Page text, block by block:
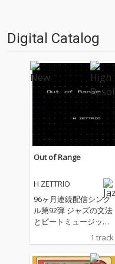
Digital Catalog
Out of Range
H ZETTRIO
96ヶ月連続配信シング
ル第92弾 ジャズの文法
とビートミュージック
の感覚が交錯する実験
的な一曲 目まぐるしく
展開を繰り返しなが
1 track